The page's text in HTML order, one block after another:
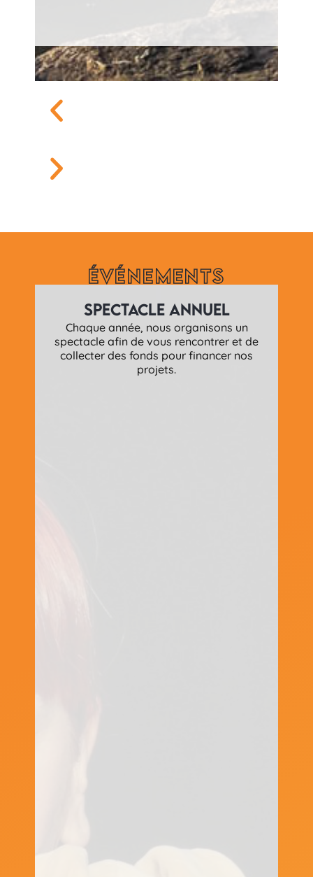
Événements
Spectacle annuel
Chaque année, nous organisons un
spectacle afin de vous rencontrer et de
collecter des fonds pour financer nos
projets.